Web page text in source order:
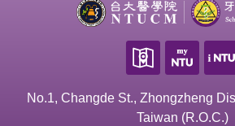
No.1, Changde St., Zhongzheng
Taiwan (R.O.C.)